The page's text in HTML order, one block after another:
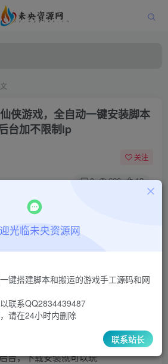
仙侠游戏，全自动一键安装脚本
台加不限制ip
关注
0 620 12
费后查看
至尊会员￥5
置好安卓APP，运行脚本之后会给安
台，下载安装就可以玩
光临未央资源网
键搭建脚本和搬运的游戏手工源码和网
联系QQ2834439487
请在24小时内删除
联系站长